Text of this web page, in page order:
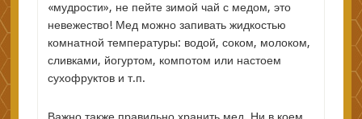
«мудрости», не пейте зимой чай с медом, это
невежество! Мед можно запивать жидкостью
комнатной температуры: водой, соком, молоком,
сливками, йогуртом, компотом или настоем
сухофруктов и т.п.